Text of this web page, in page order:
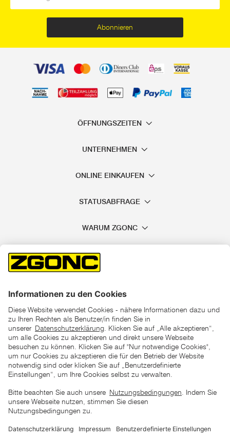
Abonnieren
ÖFFNUNGSZEITEN
UNTERNEHMEN
ONLINE EINKAUFEN
STATUSABFRAGE
WARUM ZGONC
*der "statt"-Preis ist der niedrigste von uns in den letzten 30
Tagen vor Beginn dieser Aktion verlangte Preis
unter den UVP Preisen auf dieser Website sind die
zu verstehen